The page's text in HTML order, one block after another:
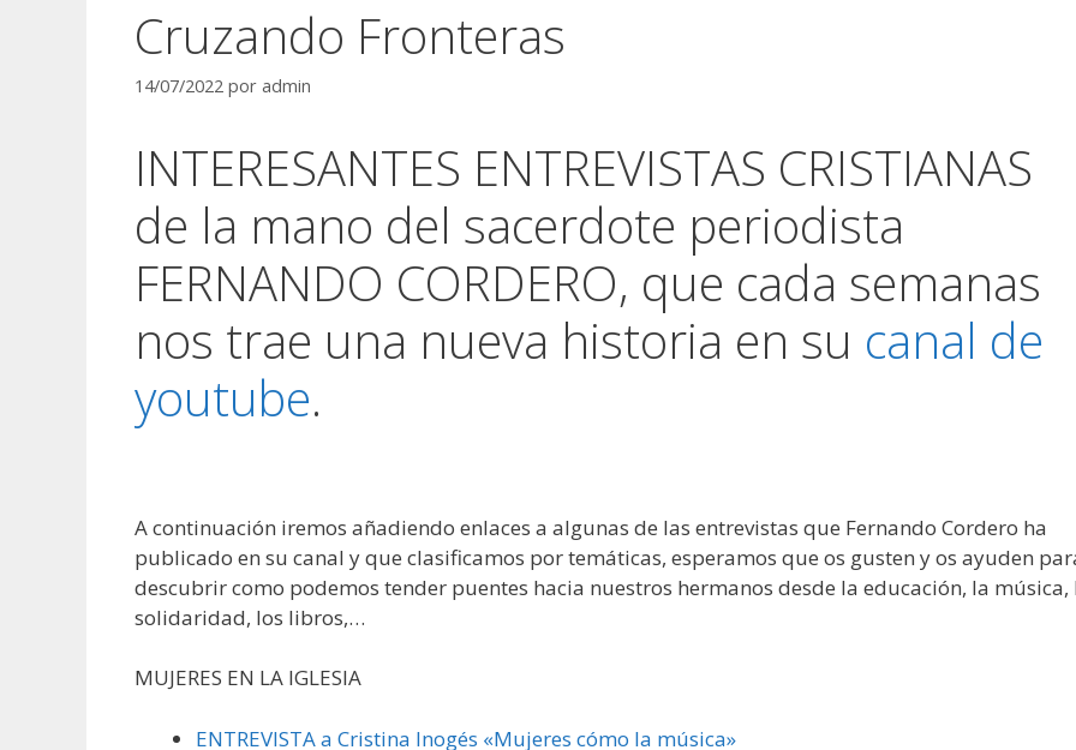
Cruzando Fronteras
14/07/2022 por admin
INTERESANTES ENTREVISTAS CRISTIANAS
de la mano del sacerdote periodista
FERNANDO CORDERO, que cada semanas
nos trae una nueva historia en su canal de
youtube.
A continuación iremos añadiendo enlaces a algunas de las entrevistas que Fernando Cordero ha
publicado en su canal y que clasificamos por temáticas, esperamos que os gusten y os ayuden
descubrir como podemos tender puentes hacia nuestros hermanos desde la educación, la música,
solidaridad, los libros,…
MUJERES EN LA IGLESIA
ENTREVISTA a Cristina Inogés «Mujeres cómo la música»